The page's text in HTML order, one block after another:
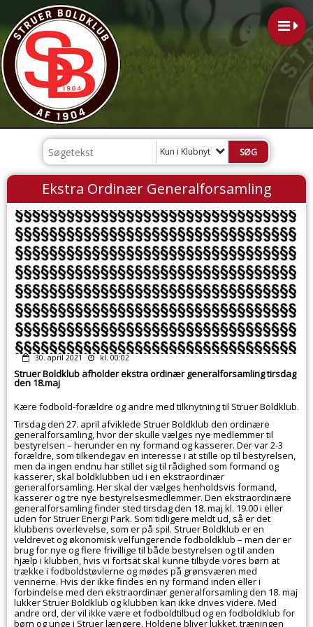
Kun i Klubnyt
Ekstra Ordinær Generalforsamling
30. april 2021 kl. 00:02
Struer Boldklub afholder ekstra ordinær generalforsamling tirsdag
den 18.maj
Kære fodbold-forældre og andre med tilknytning til Struer Boldklub.
Tirsdag den 27. april afviklede Struer Boldklub den ordinære
generalforsamling, hvor der skulle vælges nye medlemmer til
bestyrelsen – herunder en ny formand og kasserer. Der var 2-3
forældre, som tilkendegav en interesse i at stille op til bestyrelsen,
men da ingen endnu har stillet sig til rådighed som formand og
kasserer, skal boldklubben ud i en ekstraordinær
generalforsamling. Her skal der vælges henholdsvis formand,
kasserer og tre nye bestyrelsesmedlemmer. Den ekstraordinære
generalforsamling finder sted tirsdag den 18. maj kl. 19.00 i eller
uden for Struer Energi Park. Som tidligere meldt ud, så er det
klubbens overlevelse, som er på spil. Struer Boldklub er en
veldrevet og økonomisk velfungerende fodboldklub – men der er
brug for nye og flere frivillige til både bestyrelsen og til anden
hjælp i klubben, hvis vi fortsat skal kunne tilbyde vores børn at
trække i fodboldstøvlerne og mødes på grønsværen med
vennerne. Hvis der ikke findes en ny formand inden eller i
forbindelse med den ekstraordinær generalforsamling den 18. maj
lukker Struer Boldklub og klubben kan ikke drives videre. Med
andre ord, der vil ikke være et fodboldtilbud og en fodboldklub for
børn og unge i Struer længere. Holdene bliver lukket, træningen